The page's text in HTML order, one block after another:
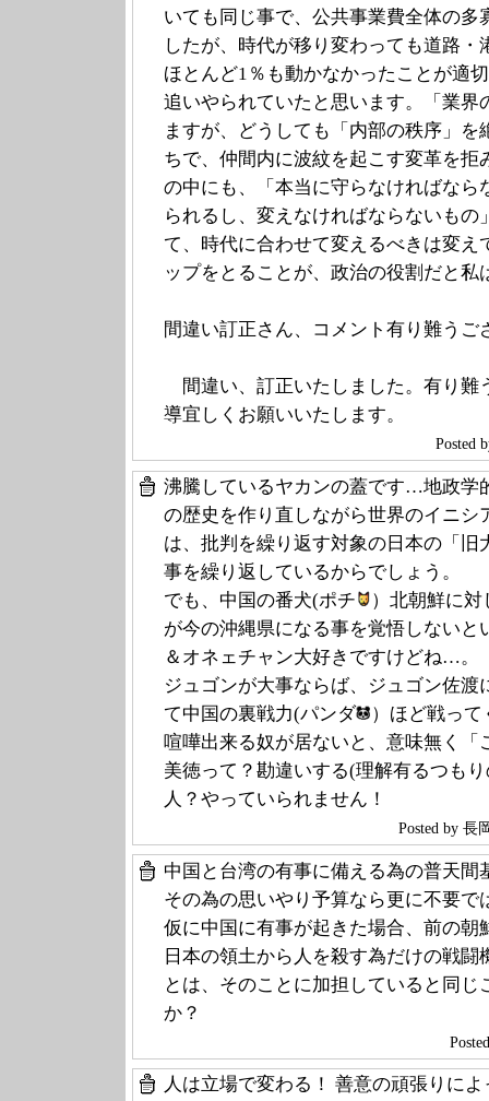
いても同じ事で、公共事業費全体の多
したが、時代が移り変わっても道路
ほとんど1％も動かなかったことが適
追いやられていたと思います。「業界
ますが、どうしても「内部の秩序」
ちで、仲間内に波紋を起こす変革を拒
の中にも、「本当に守らなければなら
られるし、変えなければならないも
て、時代に合わせて変えるべきは変え
ップをとることが、政治の役割だと私
間違い訂正さん、コメント有り難うご
間違い、訂正いたしました。有り難
導宜しくお願いいたします。
Posted
沸騰しているヤカンの蓋です…地政学
の歴史を作り直しながら世界のイニシ
は、批判を繰り返す対象の日本の「旧
事を繰り返しているからでしょう。
でも、中国の番犬(ポチ
）北朝鮮に
が今の沖縄県になる事を覚悟しないと
＆オネェチャン大好きですけどね…。
ジュゴンが大事ならば、ジュゴン佐
て中国の裏戦力(パンダ
）ほど戦っ
喧嘩出来る奴が居ないと、意味無く「
美徳って？勘違いする(理解有るつも
人？やっていられません！
Posted by 長
中国と台湾の有事に備える為の普天間
その為の思いやり予算なら更に不要で
仮に中国に有事が起きた場合、前の朝
日本の領土から人を殺す為だけの戦
とは、そのことに加担していると同
か？
人は立場で変わる！ 善意の頑張りに